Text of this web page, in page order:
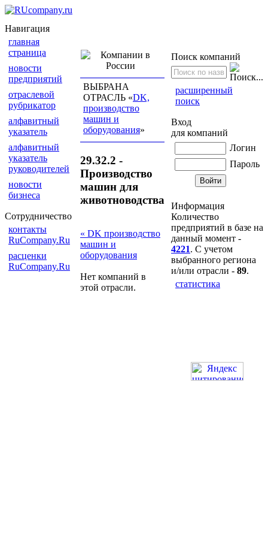
Навигация
главная
страница
новости
предприятий
отраслевой
рубрикатор
алфавитный
указатель
алфавитный
указатель
руководителей
новости
бизнеса
Сотрудничество
контакты
RuCompany.Ru
расценки
RuCompany.Ru
ВЫБРАНА
ОТРАСЛЬ «DK,
производство
машин и
оборудования»
29.32.2 -
Производство
машин для
животноводства
« DK производство
машин и
оборудования
Нет компаний в
этой отрасли.
Поиск компаний
расширенный
поиск
Вход
для компаний
Логин
Пароль
Информация
Количество
предприятий в базе на
данный момент -
4221. С учетом
выбранного региона
и/или отрасли - 89.
статистика